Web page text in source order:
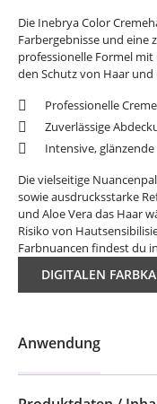
Die Inebrya Color
Farbergebnisse und eine
professionelle Formel
den Schutz von Haar
Professionelle
Zuverlässige
Intensive,
Die vielseitige
sowie ausdrucksstarke
und Aloe Vera das Haar
Risiko von
Farbnuancen findest du
DIGITALEN
Anwendung